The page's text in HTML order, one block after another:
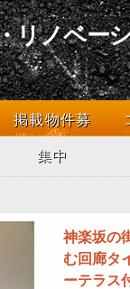
リノベー
掲載物件募
集中
神楽坂の
む回廊タ
ーテラス